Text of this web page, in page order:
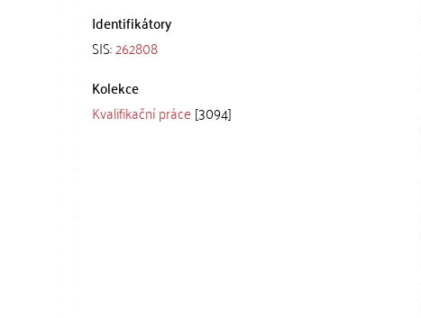
Identifikátory
SIS:262808
Kolekce
Kvalifikační práce [3094]